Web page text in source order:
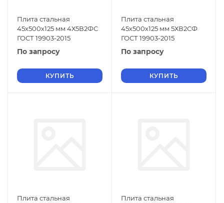
Плита стальная
45х500х125 мм 4Х5В2ФС
ГОСТ 19903-2015
По запросу
КУПИТЬ
Плита стальная
45х500х125 мм 5ХВ2СФ
ГОСТ 19903-2015
По запросу
КУПИТЬ
Плита стальная
Плита стальная